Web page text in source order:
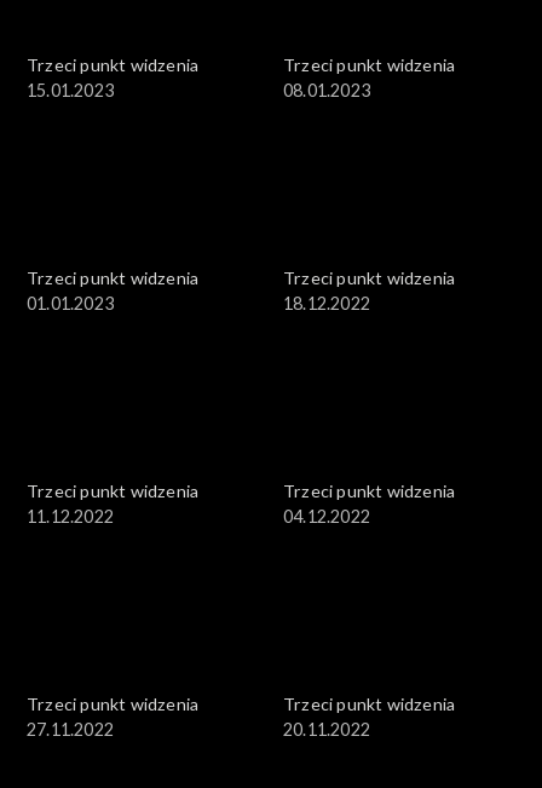
Trzeci punkt widzenia
15.01.2023
Trzeci punkt widzenia
08.01.2023
Trzeci punkt widzenia
01.01.2023
Trzeci punkt widzenia
18.12.2022
Trzeci punkt widzenia
11.12.2022
Trzeci punkt widzenia
04.12.2022
Trzeci punkt widzenia
27.11.2022
Trzeci punkt widzenia
20.11.2022